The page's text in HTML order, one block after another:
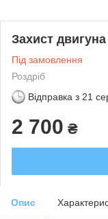
Захист
Під замовлення
Роздріб
Відправка з 21
2 700 ₴
Опис